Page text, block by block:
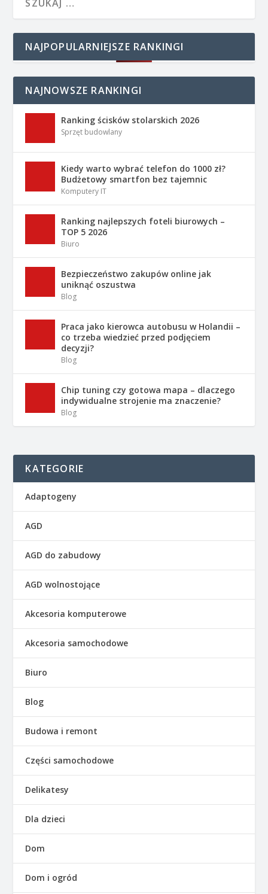
NAJPOPULARNIEJSZE RANKINGI
NAJNOWSZE RANKINGI
Ranking ścisków stolarskich 2026
Sprzęt budowlany
Kiedy warto wybrać telefon do 1000 zł?
Budżetowy smartfon bez tajemnic
Komputery IT
Ranking najlepszych foteli biurowych –
TOP 5 2026
Biuro
Bezpieczeństwo zakupów online jak
uniknąć oszustwa
Blog
Praca jako kierowca autobusu w Holandii –
co trzeba wiedzieć przed podjęciem
decyzji?
Blog
Chip tuning czy gotowa mapa – dlaczego
indywidualne strojenie ma znaczenie?
Blog
KATEGORIE
Adaptogeny
AGD
AGD do zabudowy
AGD wolnostojące
Akcesoria komputerowe
Akcesoria samochodowe
Biuro
Blog
Budowa i remont
Części samochodowe
Delikatesy
Dla dzieci
Dom
Dom i ogród